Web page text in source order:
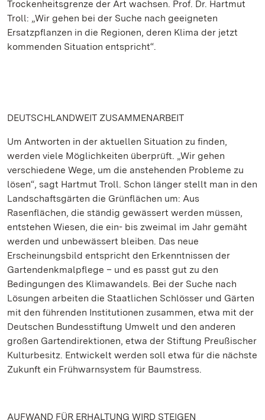
Trockenheitsgrenze der Art wachsen. Prof. Dr. Hartmut
Troll: „Wir gehen bei der Suche nach geeigneten
Ersatzpflanzen in die Regionen, deren Klima der jetzt
kommenden Situation entspricht“.
DEUTSCHLANDWEIT ZUSAMMENARBEIT
Um Antworten in der aktuellen Situation zu finden,
werden viele Möglichkeiten überprüft. „Wir gehen
verschiedene Wege, um die anstehenden Probleme zu
lösen“, sagt Hartmut Troll. Schon länger stellt man in den
Landschaftsgärten die Grünflächen um: Aus
Rasenflächen, die ständig gewässert werden müssen,
entstehen Wiesen, die ein- bis zweimal im Jahr gemäht
werden und unbewässert bleiben. Das neue
Erscheinungsbild entspricht den Erkenntnissen der
Gartendenkmalpflege – und es passt gut zu den
Bedingungen des Klimawandels. Bei der Suche nach
Lösungen arbeiten die Staatlichen Schlösser und Gärten
mit den führenden Institutionen zusammen, etwa mit der
Deutschen Bundesstiftung Umwelt und den anderen
großen Gartendirektionen, etwa der Stiftung Preußischer
Kulturbesitz. Entwickelt werden soll etwa für die nächste
Zukunft ein Frühwarnsystem für Baumstress.
AUFWAND FÜR ERHALTUNG WIRD STEIGEN